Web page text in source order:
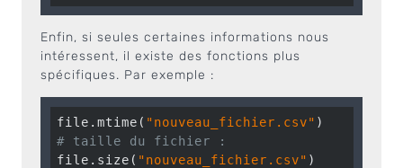
Enfin, si seules certaines informations nous
intéressent, il existe des fonctions plus
spécifiques. Par exemple :
file.mtime( "nouveau_fichier.csv"
# taille du fichier :
file.size( "nouveau_fichier.csv"